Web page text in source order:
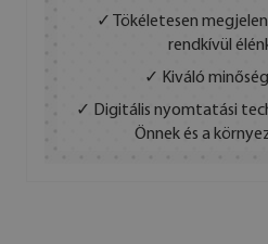
✓ Tökéletesen
rendkívül
✓ Kiváló
✓ Digitális nyomtatási
Önnek és a